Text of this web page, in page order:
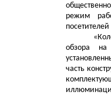
режим
обзора
часть